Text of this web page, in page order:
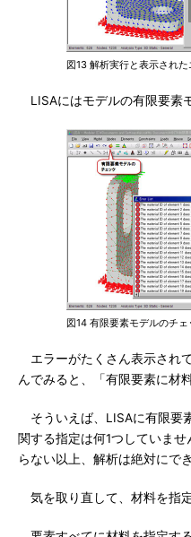
図13 解析実行と表示され
LISAにはモデルの有限要素
図14 有限要素モデルのチェ
エラーがたくさん表示され
んでみると、「有限要素に材
そういえば、LISAに有限要
関する指定は何1つしていま
らない以上、解析は絶対にで
気を取り直して、材料を指定